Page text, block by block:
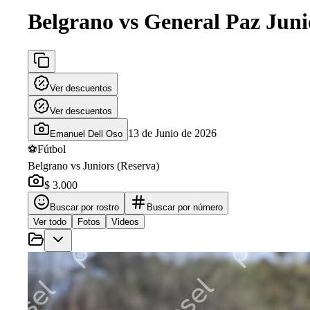
Belgrano vs General Paz
Ver descuentos
Ver descuentos
Emanuel Dell Oso 13 de Junio de 2026
⚽Fútbol
Belgrano vs Juniors (Reserva)
$ 3.000
Buscar por rostro
Buscar por número
Ver todo
Fotos Videos